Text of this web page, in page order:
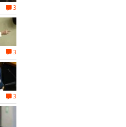
3
3
3